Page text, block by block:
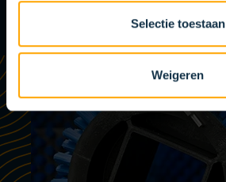
Selectie toestaan
Weigeren